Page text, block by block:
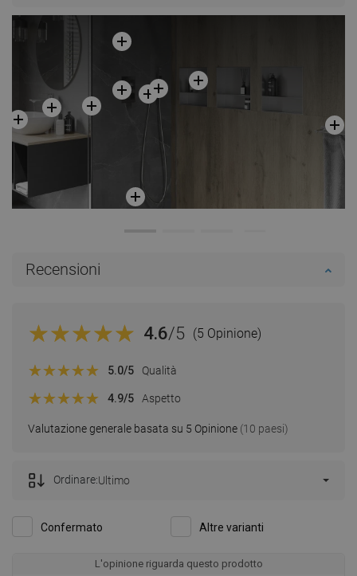
Recensioni
4.6/5 (5 Opinione)
Valutazione generale basata su 5 Opinione (10 paesi)
5.0/5 Qualità
4.9/5 Aspetto
Confermato Altre varianti
Ordinare:Ultimo
L'opinione riguarda questo prodotto